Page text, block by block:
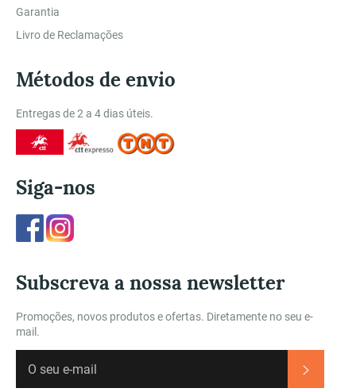
Garantia
Livro de Reclamações
Métodos de envio
Entregas de 2 a 4 dias úteis.
Siga-nos
FacebookInstagram
Subscreva a nossa newsletter
Promoções, novos produtos e ofertas. Diretamente no seu e-
mail.